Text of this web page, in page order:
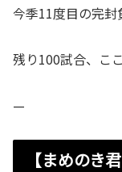
今季11度目の完
残り100試合、こ
—
【まめのき